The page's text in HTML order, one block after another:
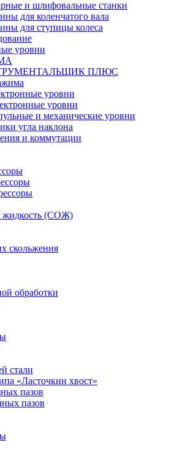
и шлифовальные станки
для коленчатого вала
для ступицы колеса
уровни
ПЛЮС
уровни
уровни
и механические уровни
угла наклона
и коммутации
жидкость (СОЖ)
скольжения
обработки
стали
«Ласточкин хвост»
пазов
пазов